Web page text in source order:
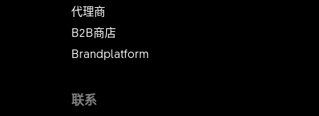
联系
代理商
B2B商店
Brandplatform